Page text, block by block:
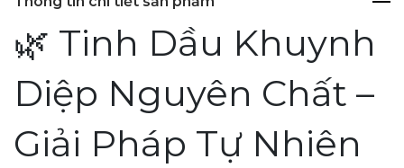
🌿 Tinh Dầu Khuynh
Diệp Nguyên Chất –
Giải Pháp Tự Nhiên